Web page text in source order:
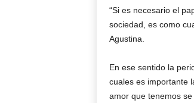
“Si es necesario el
sociedad, es como
Agustina.
En ese sentido la
cuales es importante
amor que tenemos